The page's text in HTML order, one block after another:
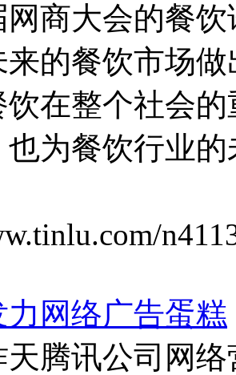
商大会的餐
的餐饮市场
在整个社会
为餐饮行业
力网络广告蛋糕
天腾讯公司网